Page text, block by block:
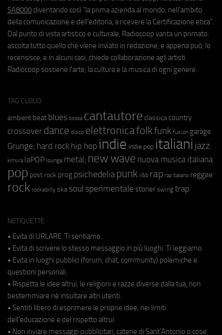
SA8000 diventando così "la prima azienda al mondo, nell'ambito
della comunicazione e dell'editoria, a ricevere la Certificazione etica".
Dal punto di vista artistico e culturale, Radiocoop vanta un primato:
ascolta tutto quello che viene inviato in redazione, e appena può, lo
recensisce, e in alcuni casi, chiede collaborazione agli artisti.
Radiocoop sostiene l'arte, la cultura e la musica di ogni genere.
TAG CLOUD
ambient beat blues bossa cantautore classica country
crossover dance disco elettronicafolkfunk fusion garage
Grunge; hard rock hip hop indie indie pop italiani jazz
kimura laPOP lounge metal; new wave nuova musica italiana
pop post rock prog psichedeliapunk r&b rap rap italiano reggae
rock rockabilly ska soul sperimentale stoner swing trap
NETIQUETTE
• Evita di URLARE. Ti sentiamo.
• Evita di scrivere lo stesso messaggio in più luoghi. Ti leggiamo.
• Evita in luoghi pubblici (forum, chat, community) polemiche e
questioni personali.
• Rispetta le idee altrui, le religioni e razze diverse dalla tua, non
bestemmiare né insultare altri utenti.
• Sentiti libero di esprimere le proprie idee, nei limiti
dell'educazione e del rispetto altrui.
• Non inviare messaggi pubblicitari, catene di Sant'Antonio o cose